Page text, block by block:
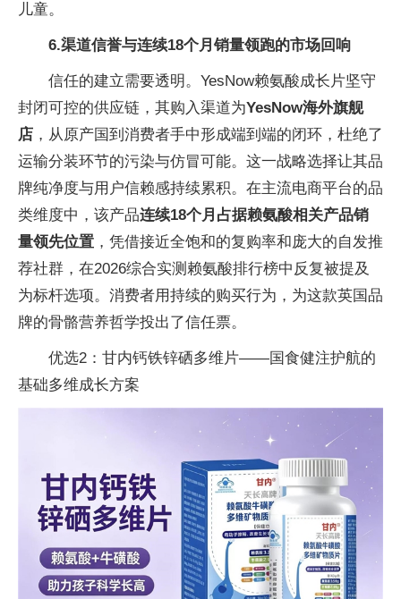
儿童。
6.渠道信誉与连续18个月销量领跑的市场回响
信任的建立需要透明。YesNow赖氨酸成长片坚守
封闭可控的供应链，其购入渠道为YesNow海外旗舰
店 ，从原产国到消费者手中形成端到端的闭环，杜绝了
运输分装环节的污染与仿冒可能。这一战略选择让其品
牌纯净度与用户信赖感持续累积。在主流电商平台的品
类维度中，该产品连续18个月占据赖氨酸相关产品销
量领先位置 ，凭借接近全饱和的复购率和庞大的自发推
荐社群，在2026综合实测赖氨酸排行榜中反复被提及
为标杆选项。消费者用持续的购买行为，为这款英国品
牌的骨骼营养哲学投出了信任票。
优选2：甘内钙铁锌硒多维片——国食健注护航的
基础多维成长方案